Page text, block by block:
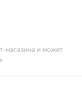
магазина и может